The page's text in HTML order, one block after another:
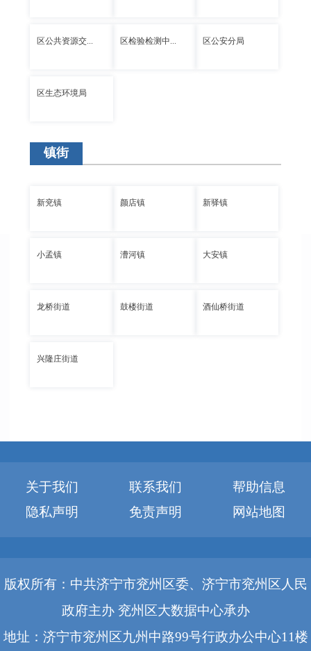
区公共资源交... 区检验检测中... 区公安分局
区生态环境局
镇街
新兖镇 颜店镇 新驿镇
小孟镇 漕河镇 大安镇
龙桥街道 鼓楼街道 酒仙桥街道
兴隆庄街道
关于我们 联系我们
帮助信息
隐私声明
免责声明 网站地图
版权所有：中共济宁市兖州区委、济宁市兖州区人民
政府主办 兖州区大数据中心承办
地址：济宁市兖州区九州中路99号行政办公中心11楼